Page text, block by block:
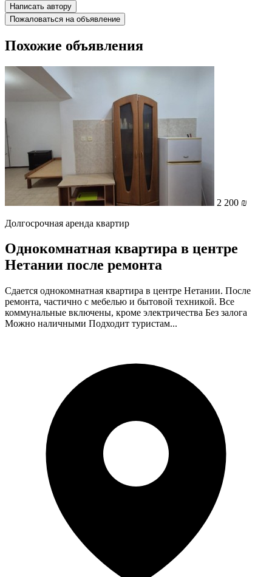
Написать автору
Пожаловаться на объявление
Похожие объявления
2 200 ₪
Долгосрочная аренда квартир
Однокомнатная квартира в центре
Нетании после ремонта
Сдается однокомнатная квартира в центре Нетании. После
ремонта, частично с мебелью и бытовой техникой. Все
коммунальные включены, кроме электричества Без залога
Можно наличными Подходит туристам...